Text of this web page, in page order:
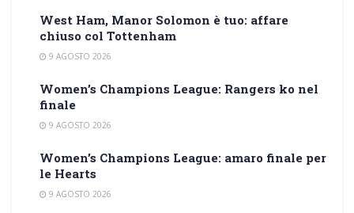
West Ham, Manor Solomon è tuo: affare
chiuso col Tottenham
9 AGOSTO 2026
Women’s Champions League: Rangers ko nel
finale
9 AGOSTO 2026
Women’s Champions League: amaro finale per
le Hearts
9 AGOSTO 2026